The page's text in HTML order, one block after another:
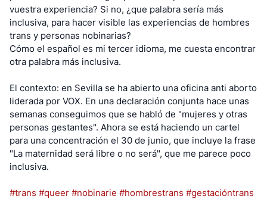
vuestra experiencia? Si no, ¿que palabra sería más
inclusiva, para hacer visible las experiencias de hombres
trans y personas nobinarias?
Cómo el español es mi tercer idioma, me cuesta encontrar
otra palabra más inclusiva.
El contexto: en Sevilla se ha abierto una oficina anti aborto
liderada por VOX. En una declaración conjunta hace unas
semanas conseguimos que se habló de "mujeres y otras
personas gestantes". Ahora se está haciendo un cartel
para una concentración el 30 de junio, que incluye la frase
"La maternidad será libre o no será", que me parece poco
inclusiva.
#trans #queer #nobinarie #hombrestrans #gestacióntrans